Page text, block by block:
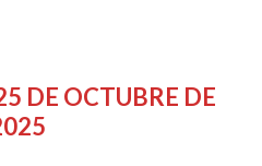
DE OCTUBRE DE